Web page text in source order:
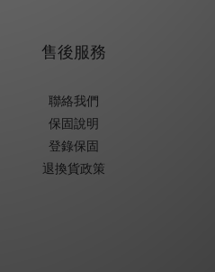
售後服務
聯絡我們
保固說明
登錄保固
退換貨政策